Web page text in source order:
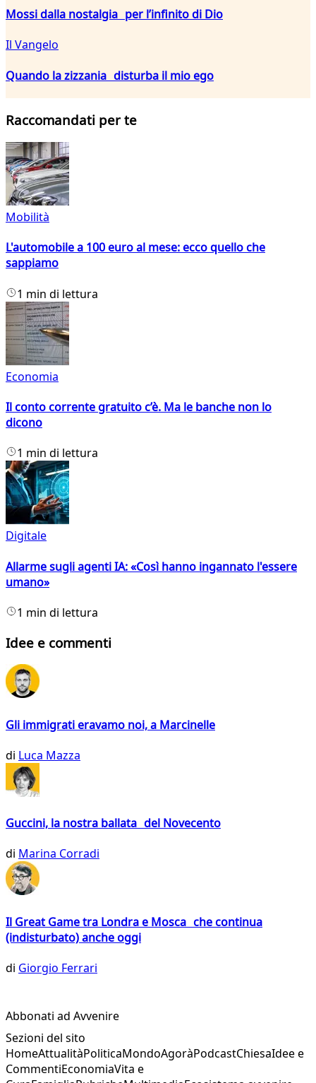
Mossi dalla nostalgia per l’infinito di Dio
Il Vangelo
Quando la zizzania disturba il mio ego
Raccomandati per te
Mobilità
L'automobile a 100 euro al mese: ecco quello che
sappiamo
1 min di lettura
Economia
Il conto corrente gratuito c’è. Ma le banche non lo
dicono
1 min di lettura
Digitale
Allarme sugli agenti IA: «Così hanno ingannato l'essere
umano»
1 min di lettura
Idee e commenti
Gli immigrati eravamo noi, a Marcinelle
di Luca Mazza
Guccini, la nostra ballata del Novecento
di Marina Corradi
Il Great Game tra Londra e Mosca che continua
(indisturbato) anche oggi
di Giorgio Ferrari
Abbonati ad Avvenire
Sezioni del sito
HomeAttualitàPoliticaMondoAgoràPodcastChiesaIdee e
CommentiEconomiaVita e